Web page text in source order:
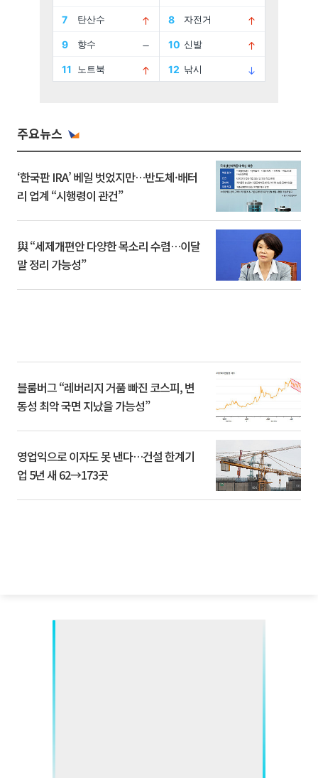
주요뉴스
‘한국판 IRA’ 베일 벗었지만…반도체·배터
리 업계 “시행령이 관건”
與 “세제개편안 다양한 목소리 수렴…이달
말 정리 가능성”
블룸버그 “레버리지 거품 빠진 코스피, 변
동성 최악 국면 지났을 가능성”
영업익으로 이자도 못 낸다…건설 한계기
업 5년 새 62→173곳